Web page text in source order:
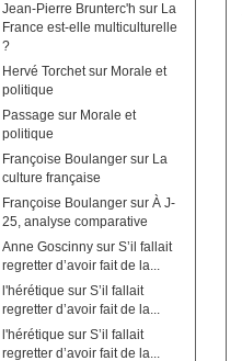
Jean-Pierre Brunterc'h sur La
France est-elle multiculturelle
?
Hervé Torchet sur Morale et
politique
Passage sur Morale et
politique
Françoise Boulanger sur La
culture française
Françoise Boulanger sur À J-
25, analyse comparative
Anne Goscinny sur S’il fallait
regretter d’avoir fait de la...
l'hérétique sur S’il fallait
regretter d’avoir fait de la...
l'hérétique sur S’il fallait
regretter d’avoir fait de la...